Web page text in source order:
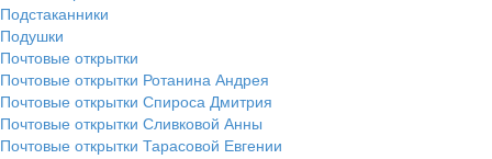
Подстаканники
Подушки
Почтовые открытки
Почтовые открытки Ротанина Андрея
Почтовые открытки Спироса Дмитрия
Почтовые открытки Сливковой Анны
Почтовые открытки Тарасовой Евгении